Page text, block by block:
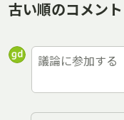
古い順のコメント